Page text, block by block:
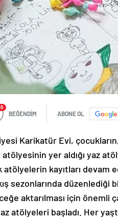
0
BEĞENDİM ABONE OL
Karikatür Evi,
yer aldığı yaz
kayıtları devam
sezonlarında
aktarılması için önemli
atölyeleri başladı. Her